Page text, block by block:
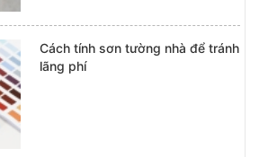
Cách tính sơn tường nhà để tránh
lãng phí